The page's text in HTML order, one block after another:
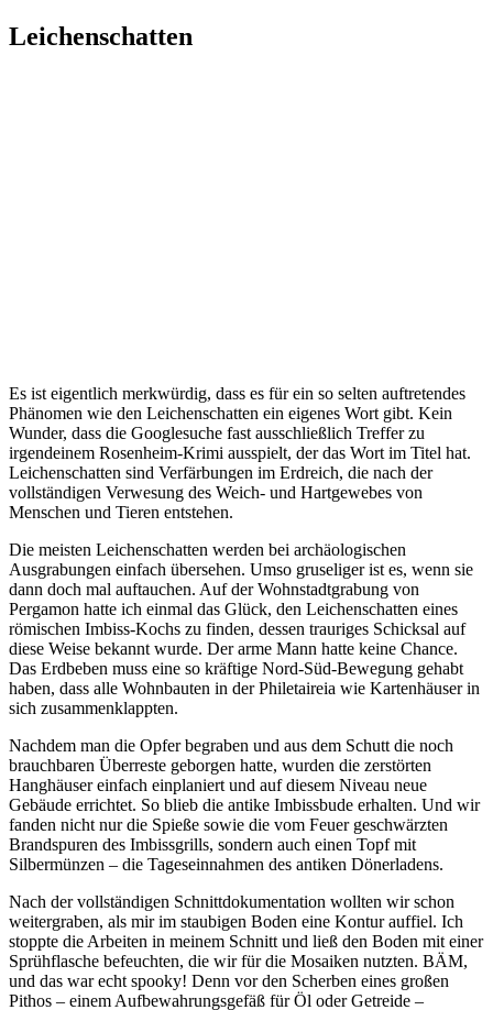
Leichenschatten
Es ist eigentlich merkwürdig, dass es für ein so selten auftretendes
Phänomen wie den Leichenschatten ein eigenes Wort gibt. Kein
Wunder, dass die Googlesuche fast ausschließlich Treffer zu
irgendeinem Rosenheim-Krimi ausspielt, der das Wort im Titel hat.
Leichenschatten sind Verfärbungen im Erdreich, die nach der
vollständigen Verwesung des Weich- und Hartgewebes von
Menschen und Tieren entstehen.
Die meisten Leichenschatten werden bei archäologischen
Ausgrabungen einfach übersehen. Umso gruseliger ist es, wenn sie
dann doch mal auftauchen. Auf der Wohnstadtgrabung von
Pergamon hatte ich einmal das Glück, den Leichenschatten eines
römischen Imbiss-Kochs zu finden, dessen trauriges Schicksal auf
diese Weise bekannt wurde. Der arme Mann hatte keine Chance.
Das Erdbeben muss eine so kräftige Nord-Süd-Bewegung gehabt
haben, dass alle Wohnbauten in der Philetaireia wie Kartenhäuser in
sich zusammenklappten.
Nachdem man die Opfer begraben und aus dem Schutt die noch
brauchbaren Überreste geborgen hatte, wurden die zerstörten
Hanghäuser einfach einplaniert und auf diesem Niveau neue
Gebäude errichtet. So blieb die antike Imbissbude erhalten. Und wir
fanden nicht nur die Spieße sowie die vom Feuer geschwärzten
Brandspuren des Imbissgrills, sondern auch einen Topf mit
Silbermünzen – die Tageseinnahmen des antiken Dönerladens.
Nach der vollständigen Schnittdokumentation wollten wir schon
weitergraben, als mir im staubigen Boden eine Kontur auffiel. Ich
stoppte die Arbeiten in meinem Schnitt und ließ den Boden mit einer
Sprühflasche befeuchten, die wir für die Mosaiken nutzten. BÄM,
und das war echt spooky! Denn vor den Scherben eines großen
Pithos – einem Aufbewahrungsgefäß für Öl oder Getreide –